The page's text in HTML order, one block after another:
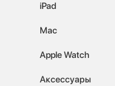
iPad
Mac
Apple Watch
Аксессуары